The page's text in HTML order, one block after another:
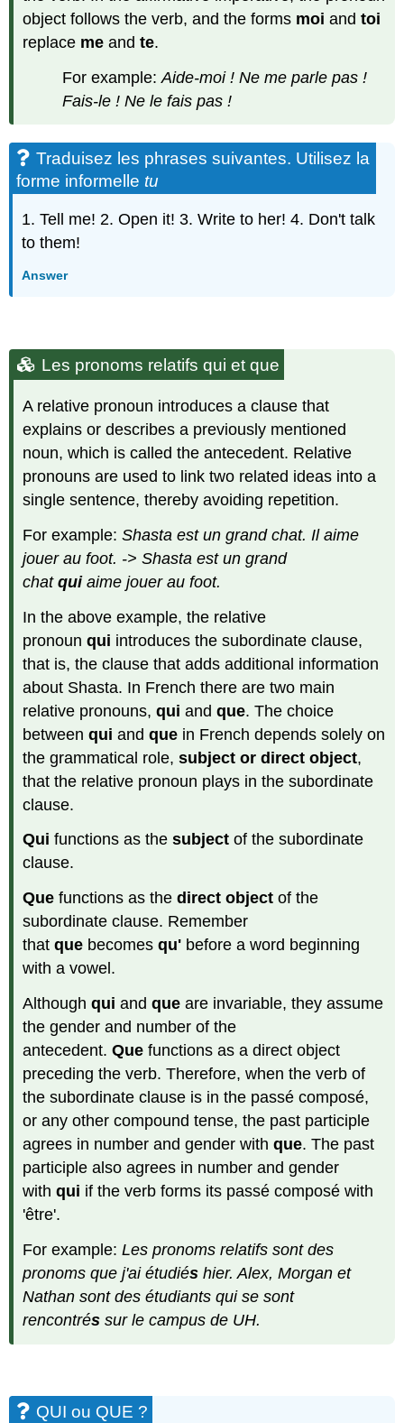
object follows the verb, and the forms moi andtoi
replace me andte.
For example:Aide-moi ! Ne me parle pas !
Fais-le ! Ne le fais pas !
Traduisez les phrases suivantes. Utilisez la
forme informelle tu
1. Tell me! 2. Open it! 3. Write to her! 4. Don't talk
to them!
Answer
Les pronoms relatifs qui et que
A relative pronoun introduces a clause that
explains or describes a previously mentioned
noun, which is called the antecedent. Relative
pronouns are used to link two related ideas into a
single sentence, thereby avoiding repetition.
For example:Shasta est un grand chat. Il aime
jouer au foot. -> Shasta est un grand
chatquiaime jouer au foot.
In the above example, the relative
pronounqui introduces the subordinate clause,
that is, the clause that adds additional information
about Shasta. In French there are two main
relative pronouns,qui andque. The choice
betweenqui andque in French depends solely on
the grammatical role,subject or direct object,
that the relative pronoun plays in the subordinate
clause.
Qui functions as thesubject of the subordinate
clause.
Que functions as thedirect object of the
subordinate clause. Remember
thatque becomesqu' before a word beginning
with a vowel.
Althoughqui andque are invariable, they assume
the gender and number of the
antecedent.Que functions as a direct object
preceding the verb. Therefore, when the verb of
the subordinate clause is in the passé composé,
or any other compound tense, the past participle
agrees in number and gender withque. The past
participle also agrees in number and gender
withqui if the verb forms its passé composé with
'être'.
For example:Les pronoms relatifs sont des
pronoms que j'ai étudiés hier. Alex, Morgan et
Nathan sont des étudiants qui se sont
rencontrés sur le campus de UH.
QUI ou QUE ?